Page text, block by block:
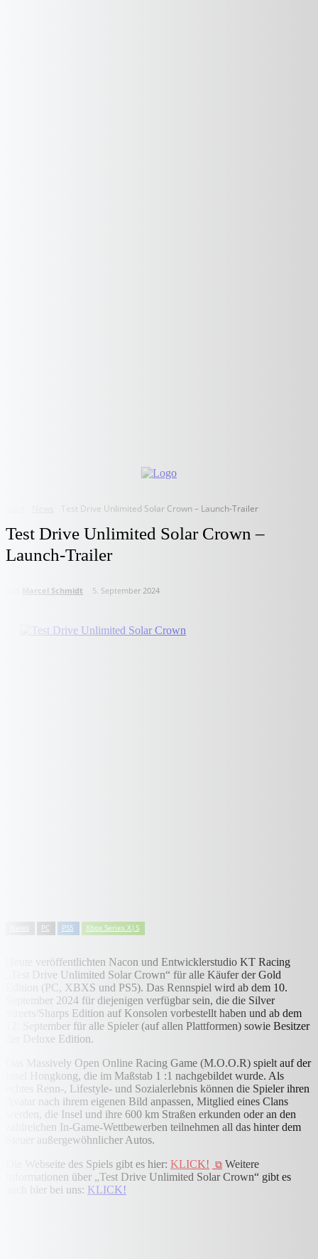
Test Drive Unlimited Solar Crown – Launch-Trailer
Test Drive Unlimited Solar Crown –
Launch-Trailer
Marcel Schmidt 5. September 2024
PC PS5 Xbox Series X|S
Heute veröffentlichten Nacon und Entwicklerstudio KT Racing
„Test Drive Unlimited Solar Crown“ für alle Käufer der Gold
Edition (PC, XBXS und PS5). Das Rennspiel wird ab dem 10.
September 2024 für diejenigen verfügbar sein, die die Silver
Streets/Sharps Edition auf Konsolen vorbestellt haben und ab dem
12. September für alle Spieler (auf allen Plattformen) sowie Besitzer
der Deluxe Edition.
Das Massively Open Online Racing Game (M.O.O.R) spielt auf der
Insel Hongkong, die im Maßstab 1 :1 nachgebildet wurde. Als
echtes Renn-, Lifestyle- und Sozialerlebnis können die Spieler ihren
Avatar nach ihrem eigenen Bild anpassen, Mitglied eines Clans
werden, die Insel und ihre 600 km Straßen erkunden oder an den
zahlreichen In-Game-Wettbewerben teilnehmen all das hinter dem
Steuer außergewöhnlicher Autos.
Die Webseite des Spiels gibt es hier: KLICK!
Weitere
Informationen über „Test Drive Unlimited Solar Crown“ gibt es
auch hier bei uns: KLICK!